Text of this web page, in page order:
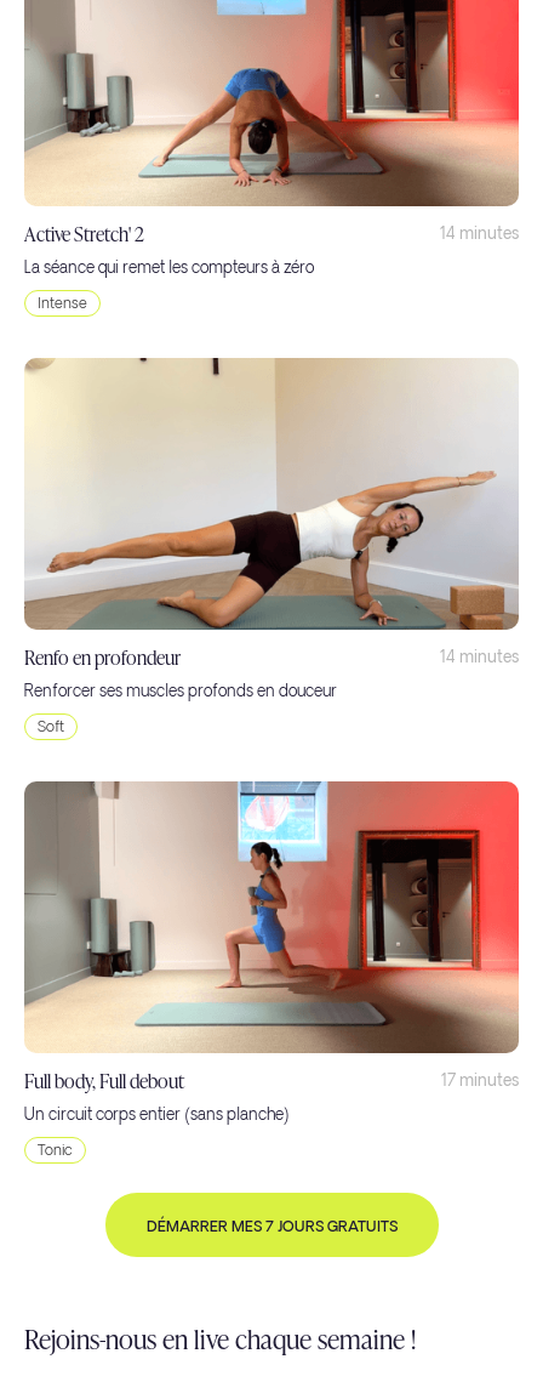
Active Stretch' 2
14 minutes
La séance qui remet les compteurs à zéro
Intense
Renfo en profondeur
14 minutes
Renforcer ses muscles profonds en douceur
Soft
Full body, Full debout
17 minutes
Un circuit corps entier (sans planche)
Tonic
DÉMARRER MES 7 JOURS GRATUITS
Rejoins-nous en live chaque semaine !